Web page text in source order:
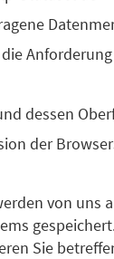
dessen
der
von uns
Sie